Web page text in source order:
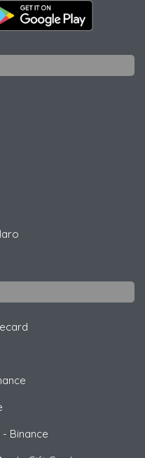
- Binance